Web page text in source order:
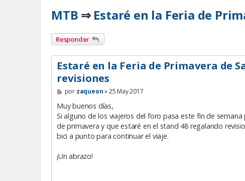
MTB ⇒ Estaré en la Feria de
Responder
Estaré en la Feria de Primavera de
revisiones
M
e
n
a
j
e
por zaqueon»25 May 2017
Muy buenos días,
Si alguno de los viajeros del foro pasa este fin de
de primavera y que estaré en el stand 48 regalando
bici a punto para continuar el viaje.
¡Un abrazo!